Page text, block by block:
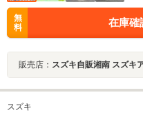
無
料
在庫確
販売店： スズキ自販湘南 スズキ
スズキ